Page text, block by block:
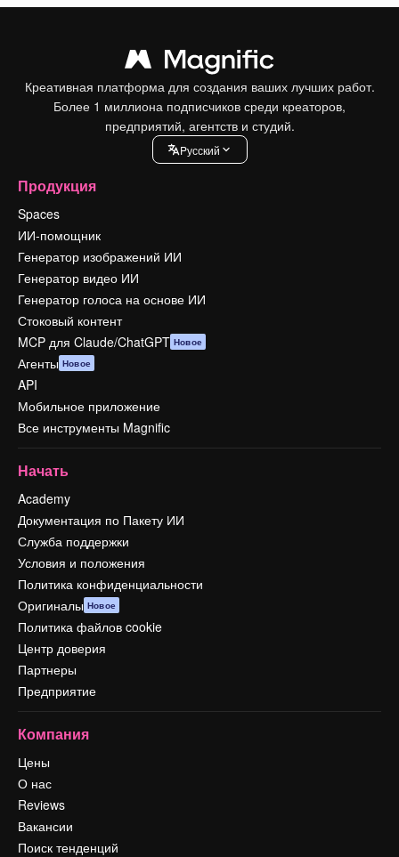
Креативная платформа для создания ваших лучших работ.
Более 1 миллиона подписчиков среди креаторов,
предприятий, агентств и студий.
Pусский
Продукция
Spaces
ИИ-помощник
Генератор изображений ИИ
Генератор видео ИИ
Генератор голоса на основе ИИ
Стоковый контент
MCP для Claude/ChatGPT Новое
Агенты Новое
API
Мобильное приложение
Все инструменты Magnific
Начать
Academy
Документация по Пакету ИИ
Служба поддержки
Условия и положения
Политика конфиденциальности
Оригиналы Новое
Политика файлов cookie
Центр доверия
Партнеры
Предприятие
Компания
Цены
О нас
Reviews
Вакансии
Поиск тенденций